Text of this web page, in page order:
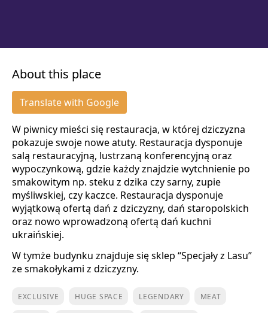
About this place
Translate with Google
W piwnicy mieści się restauracja, w której dziczyzna
pokazuje swoje nowe atuty. Restauracja dysponuje
salą restauracyjną, lustrzaną konferencyjną oraz
wypoczynkową, gdzie każdy znajdzie wytchnienie po
smakowitym np. steku z dzika czy sarny, zupie
myśliwskiej, czy kaczce. Restauracja dysponuje
wyjątkową ofertą dań z dziczyzny, dań staropolskich
oraz nowo wprowadzoną ofertą dań kuchni
ukraińskiej.
W tymże budynku znajduje się sklep “Specjały z Lasu”
ze smakołykami z dziczyzny.
EXCLUSIVE HUGE SPACE LEGENDARY MEAT